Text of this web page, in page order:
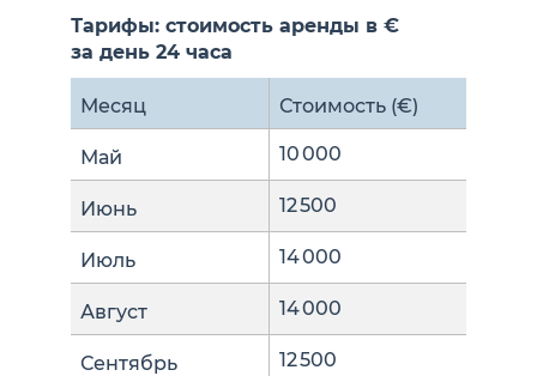
Тарифы: стоимость аренды в €
за день 24 часа
Месяц Стоимость (€)
Май 10 000
Июнь 12 500
Июль 14 000
Август 14 000
Сентябрь 12 500